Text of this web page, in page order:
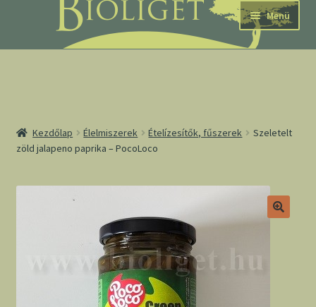
navigációhoz
tartalomba
Menü
Kezdőlap Élelmiszerek Ételízesítők, fűszerek
Szeletelt
zöld jalapeno paprika – PocoLoco